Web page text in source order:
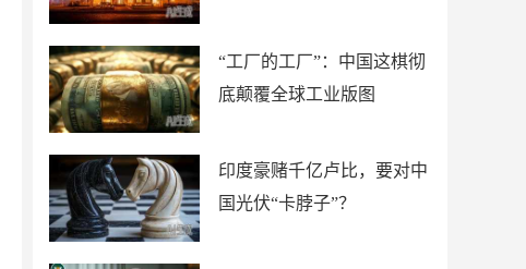
“工厂的工厂”：中国这棋彻
底颠覆全球工业版图
印度豪赌千亿卢比，要对中
国光伏“卡脖子”？